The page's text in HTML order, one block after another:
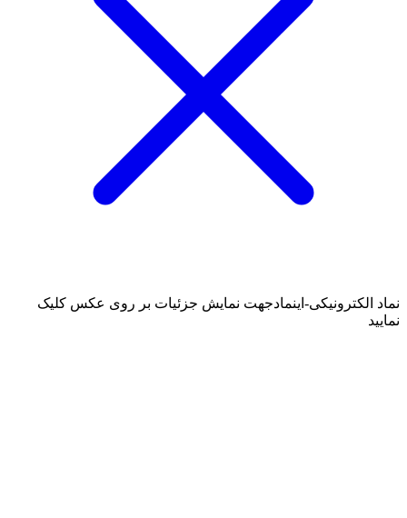
نماد الکترونیکی-اینمادجهت نمایش جزئیات بر روی عکس کلیک
نمایید